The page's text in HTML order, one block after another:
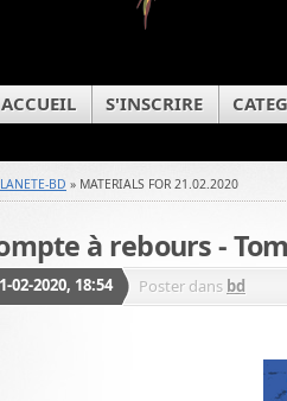
ACCUEIL S'INSCRIRE
BD » MATERIALS FOR 21.02.2020
à rebours -
02-2020, 18:54 Poster dans bd